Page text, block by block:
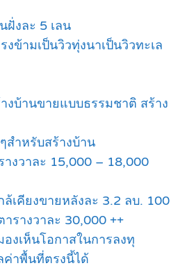
ฝั่งละ 5 เลน
ข้ามเป็นวิวทุ่งนาเป็นวิวทะเล
งบ้านขายแบบธรรมชาติ สร้าง
สำหรับสร้างบ้าน
งวาละ 15,000 – 18,000
เคียงขายหลังละ 3.2 ลบ. 100
รางวาละ 30,000 ++
งเห็นโอกาสในการลงทุ
ค่าพื้นที่ตรงนี้ได้